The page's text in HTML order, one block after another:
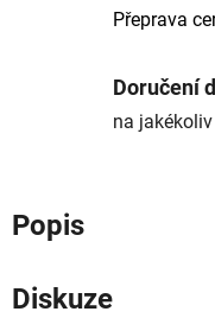
Přeprava
Doručení
na
Popis
Diskuze